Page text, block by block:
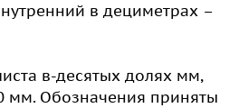
в дециметрах –
в-десятых долях мм,
мм. Обозначения приняты